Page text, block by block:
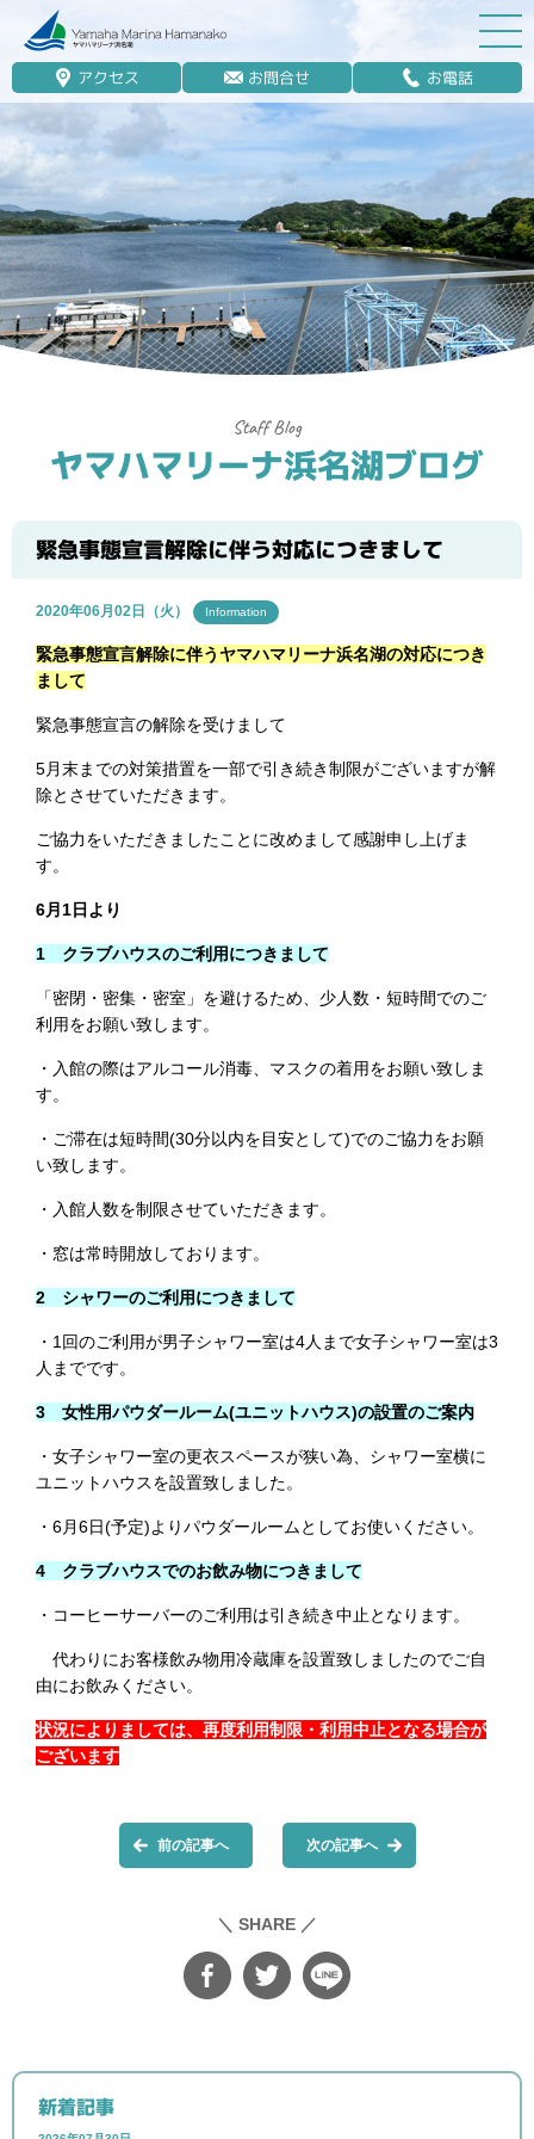
アクセス お問合せ お電話
マリーナ案内
船舶免許
マリンレジャー
マリーナステイ
レンタルボート
ボート販売
艤装
ブログ
ヤマハマリーナ浜名湖ブログ
緊急事態宣言解除に伴う対応につきまして
2020年06月02日（火） Information
緊急事態宣言解除に伴う ヤマハマリーナ浜名湖の対応につき
まして
緊急事態宣言の解除を受けまして
5月末までの対策措置を一部で引き続き制限がございますが解
除とさせていただきます。
ご協力をいただきましたことに改めまして感謝申し上げま
す。
6月1日より
1 クラブハウスのご利用につきまして
「密閉・密集・密室」を避けるため、少人数・短時間でのご
利用をお願い致します。
・入館の際はアルコール消毒、マスクの着用をお願い致しま
す。
・ご滞在は短時間(30分以内を目安として)でのご協力をお願
い致します。
・入館人数を制限させていただきます。
・窓は常時開放しております。
2 シャワーのご利用につきまして
・1回のご利用が男子シャワー室は4人まで女子シャワー室は3
人までです。
3 女性用パウダールーム(ユニットハウス)の設置のご案内
・女子シャワー室の更衣スペースが狭い為、シャワー室横に
ユニットハウスを設置致しました。
・6月6日(予定)よりパウダールームとしてお使いください。
4 クラブハウスでのお飲み物につきまして
・コーヒーサーバーのご利用は引き続き中止となります。
代わりにお客様飲み物用冷蔵庫を設置致しましたのでご自
由にお飲みください。
状況によりましては、再度利用制限・利用中止となる場合が
ございます
前の記事へ 次の記事へ
＼ SHARE ／
新着記事